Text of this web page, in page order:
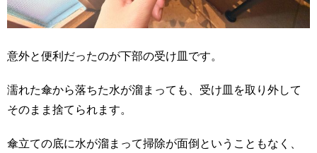
意外と便利だったのが下部の受け皿です。
濡れた傘から落ちた水が溜まっても、受け皿を取り外して
そのまま捨てられます。
傘立ての底に水が溜まって掃除が面倒ということもなく、